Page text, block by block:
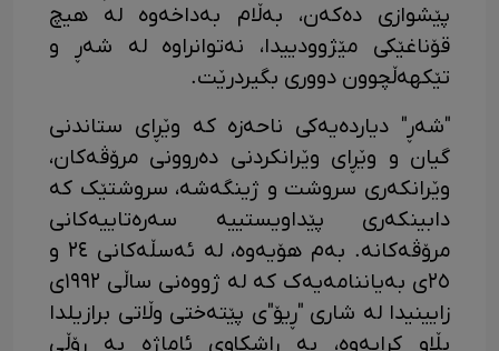
پێشوازی دەکەن، بەڵام بەداخەوە لە هیچ
قۆناغێکی مێژوودییدا، نەتوانراوە لە شەڕ و
تێکهەڵچوون دووری بگیردرێت.
"شەڕ" دیاردەیەکی ناحەزە کە وێڕای ستاندنی
گیان و وێڕای وێرانکردنی دەروونی مرۆڤەکان،
وێرانکەری سروشت و ژینگەشە، سروشتێک کە
دابینکەری پێداویستییە سەرەتاییەکانی
مرۆڤەکانە. بەم هۆیەوە، لە ئەسڵەکانی ٢٤ و
٢٥ی بەیاننامەیەک کە لە ژووەنی ساڵی ١٩٩٢ی
زایینیدا لە شاری "ڕیۆ"ی پێتەختی وڵاتی برازیلدا
بڵاو کرایەوە، بە ڕاشکاوی ئاماژە بە ڕۆڵی